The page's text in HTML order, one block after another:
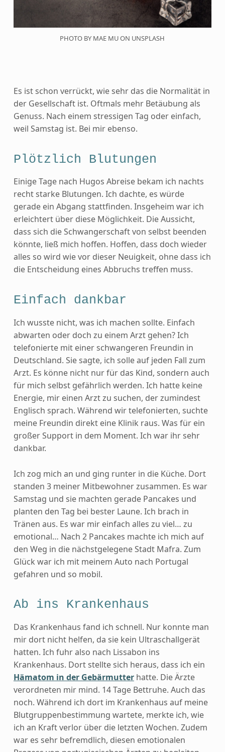
PHOTO BY MAE MU ON UNSPLASH
Es ist schon verrückt, wie sehr das die Normalität in
der Gesellschaft ist. Oftmals mehr Betäubung als
Genuss. Nach einem stressigen Tag oder einfach,
weil Samstag ist. Bei mir ebenso.
Plötzlich Blutungen
Einige Tage nach Hugos Abreise bekam ich nachts
recht starke Blutungen. Ich dachte, es würde
gerade ein Abgang stattfinden. Insgeheim war ich
erleichtert über diese Möglichkeit. Die Aussicht,
dass sich die Schwangerschaft von selbst beenden
könnte, ließ mich hoffen. Hoffen, dass doch wieder
alles so wird wie vor dieser Neuigkeit, ohne dass ich
die Entscheidung eines Abbruchs treffen muss.
Einfach dankbar
Ich wusste nicht, was ich machen sollte. Einfach
abwarten oder doch zu einem Arzt gehen? Ich
telefonierte mit einer schwangeren Freundin in
Deutschland. Sie sagte, ich solle auf jeden Fall zum
Arzt. Es könne nicht nur für das Kind, sondern auch
für mich selbst gefährlich werden. Ich hatte keine
Energie, mir einen Arzt zu suchen, der zumindest
Englisch sprach. Während wir telefonierten, suchte
meine Freundin direkt eine Klinik raus. Was für ein
großer Support in dem Moment. Ich war ihr sehr
dankbar.
Ich zog mich an und ging runter in die Küche. Dort
standen 3 meiner Mitbewohner zusammen. Es war
Samstag und sie machten gerade Pancakes und
planten den Tag bei bester Laune. Ich brach in
Tränen aus. Es war mir einfach alles zu viel… zu
emotional… Nach 2 Pancakes machte ich mich auf
den Weg in die nächstgelegene Stadt Mafra. Zum
Glück war ich mit meinem Auto nach Portugal
gefahren und so mobil.
Ab ins Krankenhaus
Das Krankenhaus fand ich schnell. Nur konnte man
mir dort nicht helfen, da sie kein Ultraschallgerät
hatten. Ich fuhr also nach Lissabon ins
Krankenhaus. Dort stellte sich heraus, dass ich ein
Hämatom in der Gebärmutterhatte. Die Ärzte
verordneten mir mind. 14 Tage Bettruhe. Auch das
noch. Während ich dort im Krankenhaus auf meine
Blutgruppenbestimmung wartete, merkte ich, wie
ich an Kraft verlor über die letzten Wochen. Zudem
war es sehr befremdlich, diesen emotionalen